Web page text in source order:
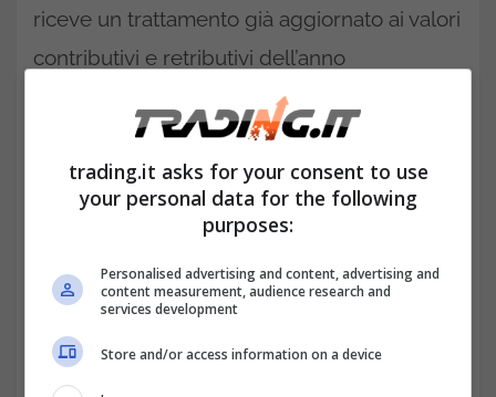
riceve un trattamento già aggiornato ai valori
contributivi e retributivi dell’anno
precedente. Ad esempio, se il diritto matura
nel dicembre 2025 ma la decorrenza è
fissata al 1° aprile 2026 per effetto della
finestra mobile, la pensione verrà calcolata
fino al 31 dicembre 2025. Non riceverà però
applicato dal 1° gennaio 2026 perché a
trading.it asks for your consent to use
your personal data for the following
purposes:
Personalised advertising and content, advertising and
content measurement, audience research and
services development
Store and/or access information on a device